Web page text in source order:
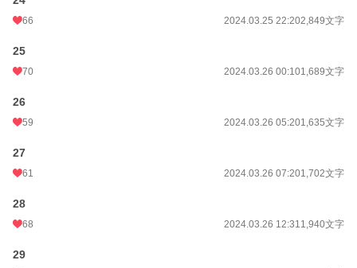
66 2024.03.25 22:202,849文字
25
70 2024.03.26 00:101,689文字
26
59 2024.03.26 05:201,635文字
27
61 2024.03.26 07:201,702文字
28
68 2024.03.26 12:311,940文字
29